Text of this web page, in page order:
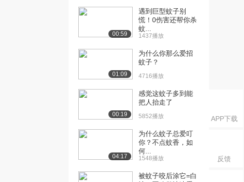
APP下载
反馈
[20] 欢迎来到世界科学节
01:24
[21] 治疗疾病还是加强记
04:05
[22] 机器人医生
1.9万播放
04:47
[23] 实验室中的重力
03:03
[25] 首例视网膜基因治疗
03:02
00:59
遇到巨型蚊子别
慌！0伤害还帮你杀
蚊...
1437播放
01:09
为什么你那么爱招
蚊子？
4716播放
00:19
感觉这蚊子多到能
把人抬走了
5852播放
04:17
为什么蚊子总爱叮
你？不点蚊香，如
何...
1548播放
被蚊子咬后涂它=白